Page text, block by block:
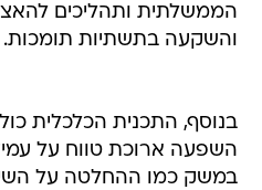
הממשלתית ותהליכים
והשקעה בתשתיות תומכות.
בנוסף, התכנית הכלכלית
השפעה ארוכת טווח על
במשק כמו ההחלטה על